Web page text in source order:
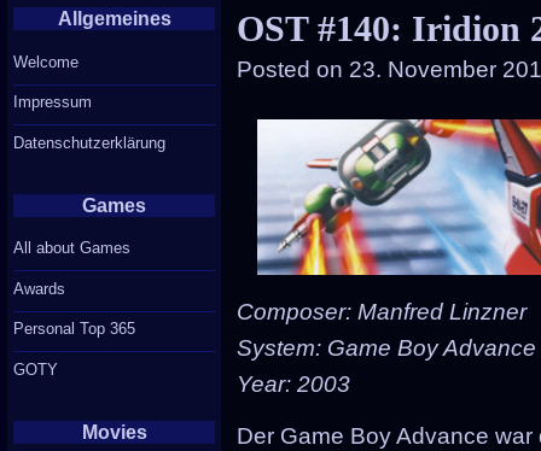
OST #140: Iridion
Posted on 23. November
Composer: Manfred Linzner
System: Game Boy Advance
Year: 2003
Der Game Boy Advance
Allgemeines
Welcome
Impressum
Datenschutzerklärung
Games
All about Games
Awards
Personal Top 365
GOTY
Movies